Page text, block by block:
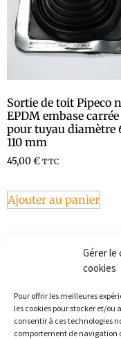
Gérer le
cookies
Pour offrir les meilleures
les cookies pour stocker et/
consentir à ces technologies
comportement de navigation
Sortie de toit Pipeco
EPDM embase
pour tuyau diamètre
110 mm
45,00€ TTC
Ajouter au panier